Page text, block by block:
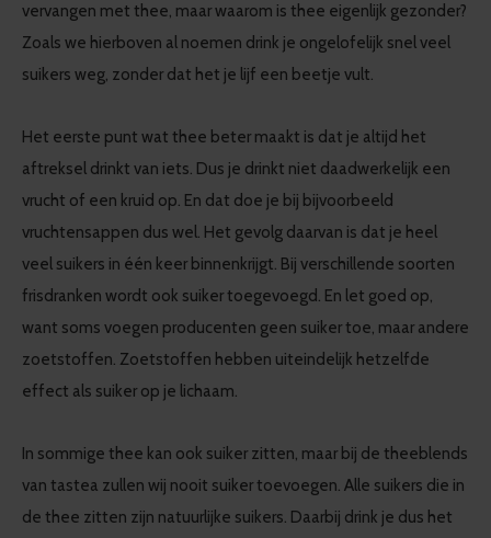
vervangen met thee, maar waarom is thee eigenlijk gezonder?
Zoals we hierboven al noemen drink je ongelofelijk snel veel
suikers weg, zonder dat het je lijf een beetje vult.
Het eerste punt wat thee beter maakt is dat je altijd het
aftreksel drinkt van iets. Dus je drinkt niet daadwerkelijk een
vrucht of een kruid op. En dat doe je bij bijvoorbeeld
vruchtensappen dus wel. Het gevolg daarvan is dat je heel
veel suikers in één keer binnenkrijgt. Bij verschillende soorten
frisdranken wordt ook suiker toegevoegd. En let goed op,
want soms voegen producenten geen suiker toe, maar andere
zoetstoffen. Zoetstoffen hebben uiteindelijk hetzelfde
effect als suiker op je lichaam.
In sommige thee kan ook suiker zitten, maar bij de theeblends
van tastea zullen wij nooit suiker toevoegen. Alle suikers die in
de thee zitten zijn natuurlijke suikers. Daarbij drink je dus het